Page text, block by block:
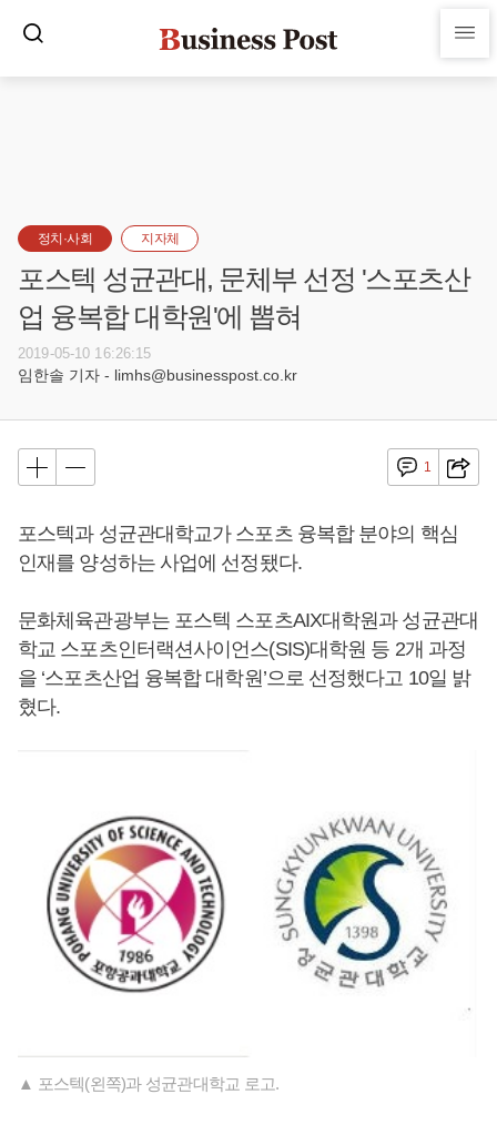
정치·사회 지자체
포스텍 성균관대, 문체부 선정 '스포츠산
업 융복합 대학원'에 뽑혀
2019-05-10 16:26:15
임한솔 기자 - limhs@businesspost.co.kr
1
포스텍과 성균관대학교가 스포츠 융복합 분야의 핵심
인재를 양성하는 사업에 선정됐다.
문화체육관광부는 포스텍 스포츠AIX대학원과 성균관대
학교 스포츠인터랙션사이언스(SIS)대학원 등 2개 과정
을 ‘스포츠산업 융복합 대학원’으로 선정했다고 10일 밝
혔다.
▲ 포스텍(왼쪽)과 성균관대학교 로고.